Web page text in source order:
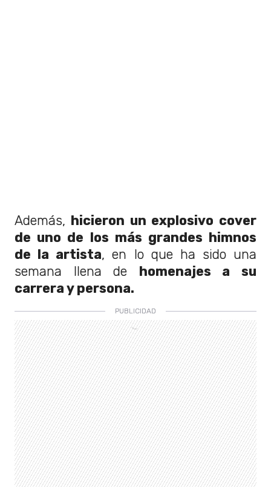
Además, hicieron un explosivo cover
de uno de los más grandes himnos
de la artista, en lo que ha sido una
semana llena de homenajes a su
carrera y persona.